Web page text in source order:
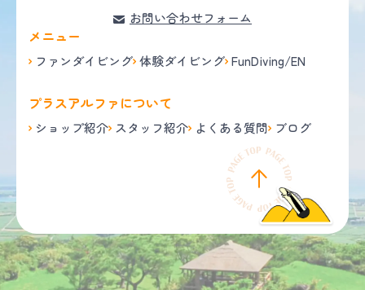
お問い合わせフォーム
メニュー
ファンダイビング 体験ダイビング FunDiving/EN
プラスアルファについて
ショップ紹介 スタッフ紹介 よくある質問 ブログ